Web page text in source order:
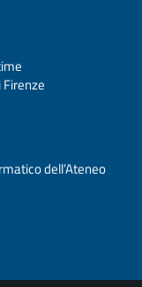
dell’Ateneo